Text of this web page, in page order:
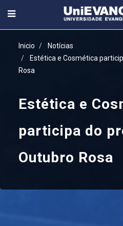
Inicio
Notícias
Estética e Cosmética
Rosa
Estética e
participa do
Outubro Rosa